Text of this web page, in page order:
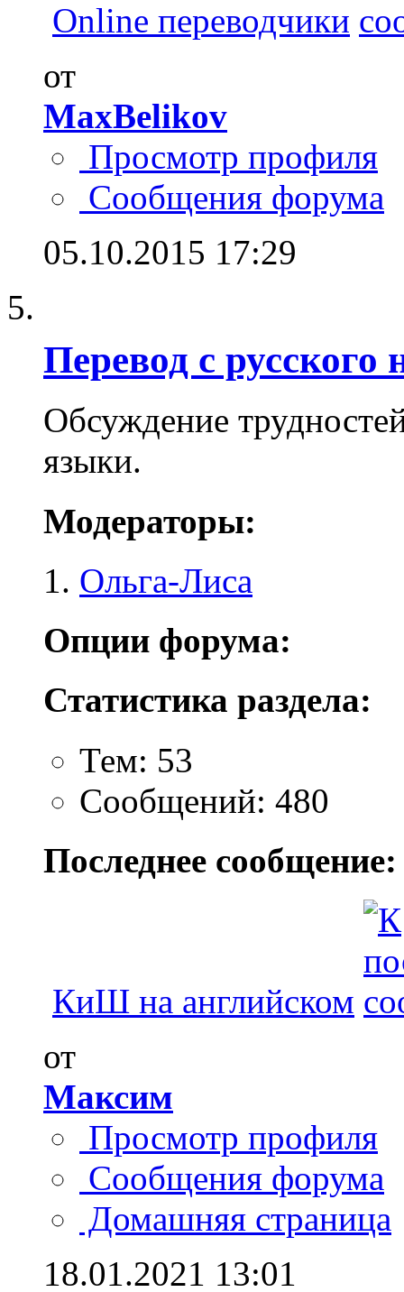
Online переводчики
от
MaxBelikov
Просмотр профиля
Сообщения форума
05.10.2015 17:29
Перевод с
Обсуждение
языки.
Модераторы:
Ольга-Лиса
Опции форума:
Статистика раздела:
Тем: 53
Сообщений: 480
Последнее сообщение:
КиШ на английском
от
Максим
Просмотр профиля
Сообщения форума
Домашняя страница
18.01.2021 13:01